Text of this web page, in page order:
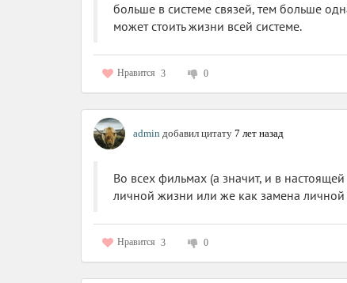
больше в системе связей, тем больше
может стоить жизни всей системе.
Нравится 3 0
admin добавил цитату 7 лет назад
Во всех фильмах (а значит, и в
личной жизни или же как замена
Нравится 3 0